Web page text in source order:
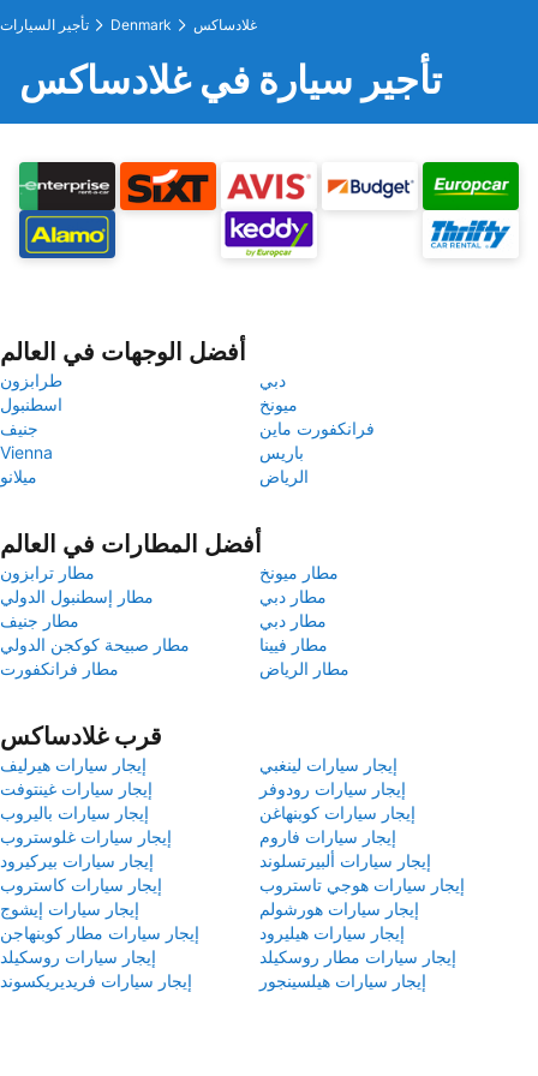
تأجير السيارات Denmark غلادساكس
تأجير سيارة في غلادساكس
أفضل الوجهات في العالم
طرابزون
دبي
اسطنبول
ميونخ
جنيف
فرانكفورت ماين
Vienna
باريس
ميلانو
الرياض
أفضل المطارات في العالم
مطار ترابزون
مطار ميونخ
مطار إسطنبول الدولي
مطار دبي
مطار جنيف
مطار دبي
مطار صبيحة كوكجن الدولي
مطار فيينا
مطار فرانكفورت
مطار الرياض
قرب غلادساكس
إيجار سيارات هيرليف
إيجار سيارات لينغبي
إيجار سيارات غينتوفت
إيجار سيارات رودوفر
إيجار سيارات باليروب
إيجار سيارات كوبنهاغن
إيجار سيارات غلوستروب
إيجار سيارات فاروم
إيجار سيارات بيركيرود
إيجار سيارات ألبيرتسلوند
إيجار سيارات كاستروب
إيجار سيارات هوجي تاستروب
إيجار سيارات إيشوج
إيجار سيارات هورشولم
إيجار سيارات مطار كوبنهاجن
إيجار سيارات هيليرود
إيجار سيارات روسكيلد
إيجار سيارات مطار روسكيلد
إيجار سيارات فريديريكسوند
إيجار سيارات هيلسينجور